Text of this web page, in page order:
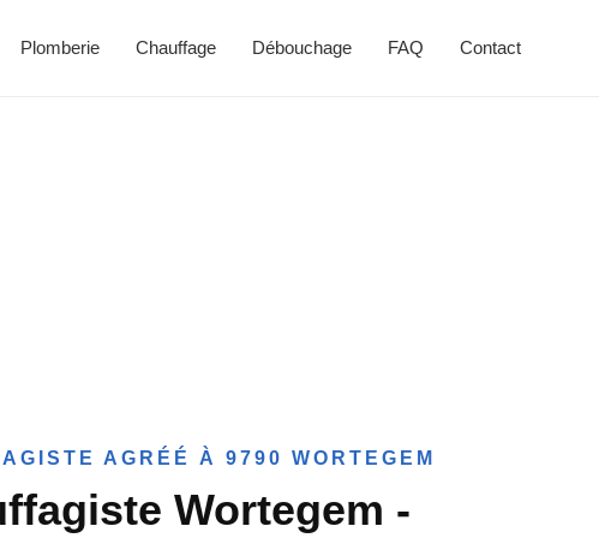
Plomberie Chauffage Débouchage FAQ Contact
AGRÉÉ À 9790 WORTEGEM
Wortegem -